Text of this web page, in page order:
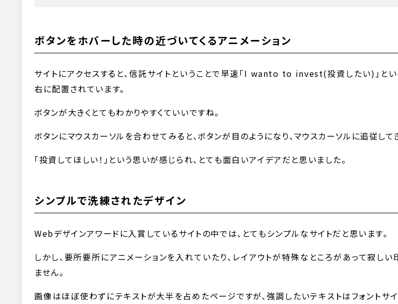
ボタンをホバーした時の近づいてくるアニメーション
サイトにアクセスすると、信託サイトということで早速「I wanto to invest(投資したい)」とい
右に配置されています。
ボタンが大きくとてもわかりやすくていいですね。
ボタンにマウスカーソルを合わせてみると、ボタンが目のようになり、マウスカーソルに追従して
「投資してほしい！」という思いが感じられ、とても面白いアイデアだと思いました。
シンプルで洗練されたデザイン
Webデザインアワードに入賞しているサイトの中では、とてもシンプルなサイトだと思います。
しかし、要所要所にアニメーションを入れていたり、レイアウトが特殊なところがあって寂し
ません。
画像はほぼ使わずにテキストが大半を占めたページですが、強調したいテキストはフォントサイ